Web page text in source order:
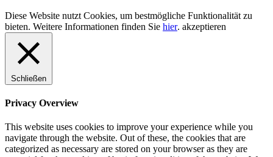
Diese Website nutzt Cookies, um bestmögliche Funktionalität zu
bieten. Weitere Informationen finden Sie hier. akzeptieren
Schließen
Privacy Overview
This website uses cookies to improve your experience while you
navigate through the website. Out of these, the cookies that are
categorized as necessary are stored on your browser as they are